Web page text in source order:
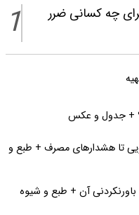
چه کسانی ضرر
1
+ جدول و عکس
تا هشدارهای مصرف + طبع و
آن + طبع و شیوه